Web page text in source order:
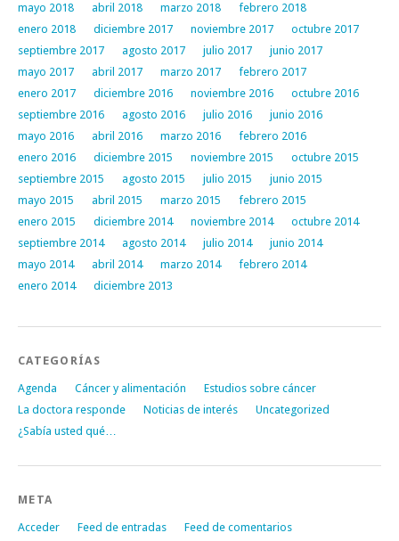
mayo 2018
abril 2018 marzo 2018
febrero 2018
enero 2018
diciembre 2017 noviembre 2017
octubre 2017
septiembre 2017
agosto 2017 julio 2017
junio 2017
mayo 2017
abril 2017 marzo 2017
febrero 2017
enero 2017
diciembre 2016 noviembre 2016
octubre 2016
septiembre 2016
agosto 2016 julio 2016
junio 2016
mayo 2016
abril 2016 marzo 2016
febrero 2016
enero 2016
diciembre 2015 noviembre 2015
octubre 2015
septiembre 2015
agosto 2015 julio 2015
junio 2015
mayo 2015
abril 2015 marzo 2015
febrero 2015
enero 2015
diciembre 2014 noviembre 2014
octubre 2014
septiembre 2014
agosto 2014 julio 2014
junio 2014
mayo 2014
abril 2014 marzo 2014
febrero 2014
enero 2014
diciembre 2013
CATEGORÍAS
Agenda Cáncer y alimentación
Estudios sobre cáncer
La doctora responde
Noticias de interés
Uncategorized
¿Sabía usted qué…
META
Acceder Feed de entradas Feed de comentarios